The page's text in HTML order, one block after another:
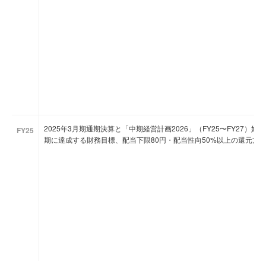
FY25
2025年3月期通期決算と「中期経営計画2026」（FY25〜FY27）始
期に達成する財務目標、配当下限80円・配当性向50%以上の還元方